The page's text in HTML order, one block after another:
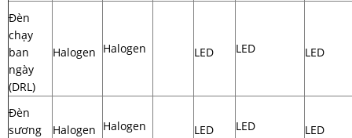
Đèn
chạy
ban
ngày
(DRL)
Halogen Halogen LED LED LED
Đèn
sương
Halogen Halogen LED LED LED